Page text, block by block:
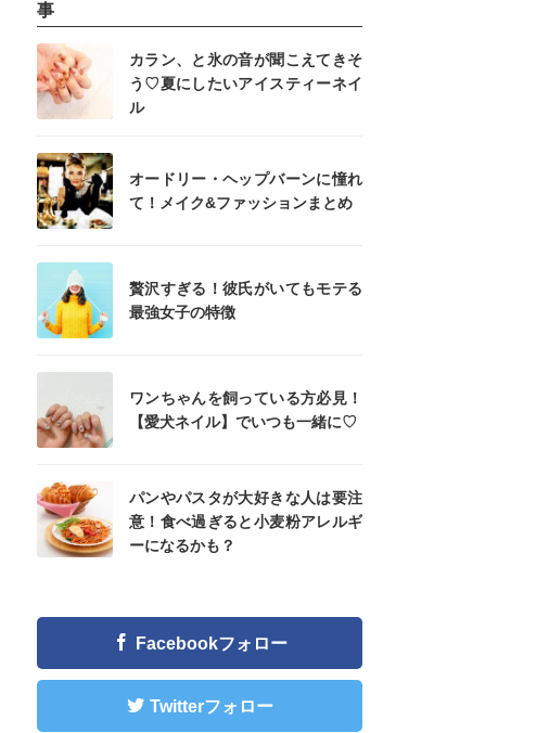
事
カラン、と氷の音が聞こえてきそ
う♡夏にしたいアイスティーネイ
ル
オードリー・ヘップバーンに憧れ
て！メイク&ファッションまとめ
贅沢すぎる！彼氏がいてもモテる
最強女子の特徴
ワンちゃんを飼っている方必見！
【愛犬ネイル】でいつも一緒に♡
パンやパスタが大好きな人は要注
意！食べ過ぎると小麦粉アレルギ
ーになるかも？
Facebookフォロー
Twitterフォロー